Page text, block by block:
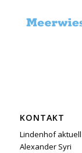
KONTAKT
Lindenhof aktuell
Alexander Syri